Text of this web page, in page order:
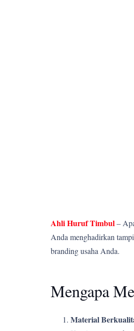
Ahli Huruf Timbul–
Anda menghadirkan
branding usaha Anda.
Mengapa
Material